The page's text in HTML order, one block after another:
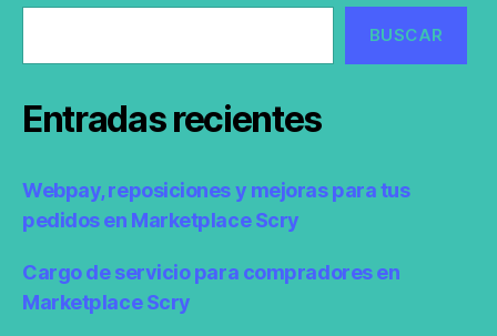
BUSCAR
Entradas recientes
Webpay, reposiciones y mejoras para tus
pedidos en Marketplace Scry
Cargo de servicio para compradores en
Marketplace Scry